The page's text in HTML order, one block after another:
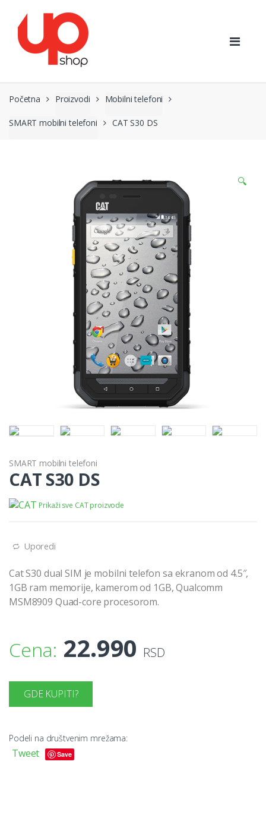
Početna Proizvodi Mobilni telefoni
SMART mobilni telefoni CAT S30 DS
🔍
SMART mobilni telefoni
CAT S30 DS
Prikaži sve CAT proizvode
Uporedi
Cat S30 dual SIM je mobilni telefon sa ekranom od 4.5″,
1GB ram memorije, kamerom od 1GB, Qualcomm
MSM8909 Quad-core procesorom.
Cena: 22.990 RSD
GDE KUPITI?
Podeli na društvenim mrežama:
Tweet Save